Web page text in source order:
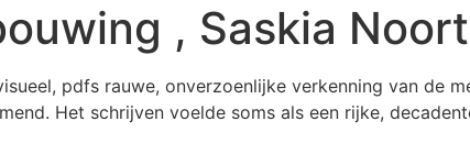
, Saskia Noort
pdfs rauwe, onverzoenlijke verkenning van de
Het schrijven voelde soms als een rijke,